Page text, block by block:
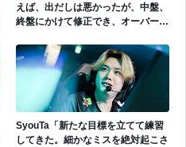
えば、出だしは悪かったが、中盤、
終盤にかけて修正でき、オーバータ
ては成長できたと思う。」
SyouTa「新たな目標を立てて練習
してきた。細かなミスを絶対起こさ